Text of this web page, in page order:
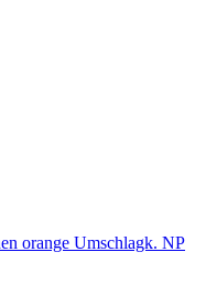
Umschlagk. NP